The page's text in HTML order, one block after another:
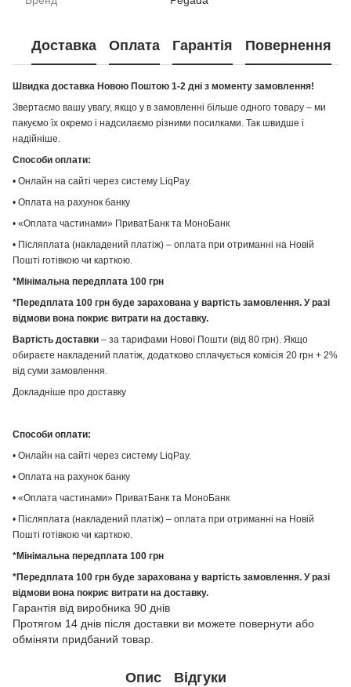
Доставка Оплата Гарантія Повернення
Швидка доставка Новою Поштою 1-2 дні з моменту замовлення!
Звертаємо вашу увагу, якщо у в замовленні більше одного товару – ми
пакуємо їх окремо і надсилаємо різними посилками. Так швидше і
надійніше.
Способи оплати:
• Онлайн на сайті через систему LiqPay.
• Оплата на рахунок банку
• «Оплата частинами» ПриватБанк та МоноБанк
• Післяплата (накладений платіж) – оплата при отриманні на Новій
Пошті готівкою чи карткою.
*Мінімальна передплата 100 грн
*Передплата 100 грн буде зарахована у вартість замовлення. У разі
відмови вона покриє витрати на доставку.
Вартість доставки – за тарифами Нової Пошти (від 80 грн). Якщо
обираєте накладений платіж, додатково сплачується комісія 20 грн + 2%
від суми замовлення.
Докладніше про доставку
Способи оплати:
• Онлайн на сайті через систему LiqPay.
• Оплата на рахунок банку
• «Оплата частинами» ПриватБанк та МоноБанк
• Післяплата (накладений платіж) – оплата при отриманні на Новій
Пошті готівкою чи карткою.
*Мінімальна передплата 100 грн
*Передплата 100 грн буде зарахована у вартість замовлення. У разі
відмови вона покриє витрати на доставку.
Гарантія від виробника 90 днів
Протягом 14 днів після доставки ви можете повернути або
обміняти придбаний товар.
Опис Відгуки